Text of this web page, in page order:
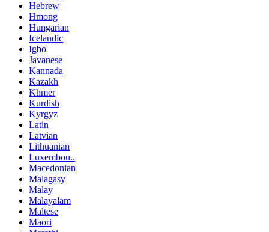
Hebrew
Hmong
Hungarian
Icelandic
Igbo
Javanese
Kannada
Kazakh
Khmer
Kurdish
Kyrgyz
Latin
Latvian
Lithuanian
Luxembou..
Macedonian
Malagasy
Malay
Malayalam
Maltese
Maori